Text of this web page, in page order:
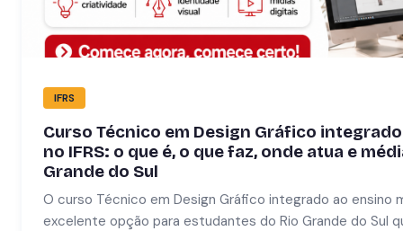
IFRS
Curso Técnico em Design Gráfico
no IFRS: o que é, o que faz, onde atua e
Grande do Sul
O curso Técnico em Design Gráfico integrado ao ensino
excelente opção para estudantes do Rio Grande do Sul